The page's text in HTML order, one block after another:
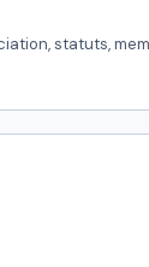
statuts,